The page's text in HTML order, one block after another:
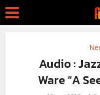
Audio :
Ware “A